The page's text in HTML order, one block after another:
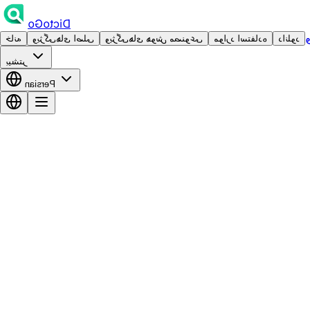
DictoGo
خانه ویژگی‌های اصلی ویژگی‌های هوش مصنوعی موارد استفاده دانلود
بیشتر